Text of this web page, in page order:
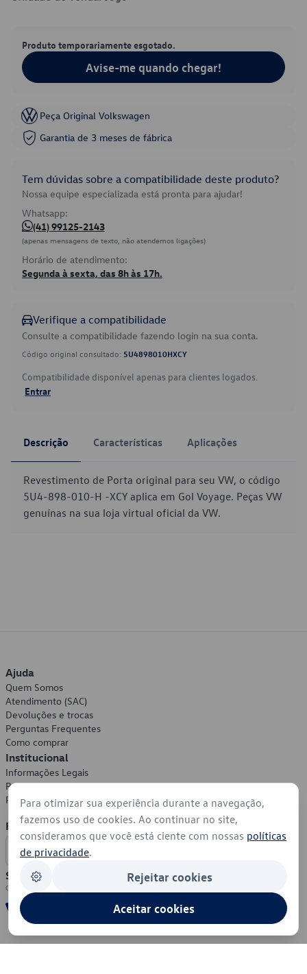
Produto temporariamente esgotado.
Avise-me quando chegar!
Peça Original Volkswagen
Garantia de 3 meses de fábrica
Tem dúvidas sobre a compatibilidade deste produto?
Nossa equipe especializada está pronta para ajudar!
Whatsapp:
(41) 99125-2143
(apenas mensagens de texto, não atendemos ligações)
Horário de atendimento:
Segunda à sexta, das 8h às 17h.
Verifique a compatibilidade
Consulte a compatibilidade fazendo login na sua conta.
Código original consultado: 5U4898010HXCY
Compatibilidade disponível apenas para clientes logados.
Entrar
Descrição Características Aplicações
Revestimento de Porta original para seu VW, o código
5U4-898-010-H -XCY aplica em Gol Voyage. Peças VW
genuínas na sua loja virtual oficial da VW.
Ajuda
Quem Somos
Atendimento (SAC)
Devoluções e trocas
Perguntas Frequentes
Como comprar
Institucional
Informações Legais
Política de Privacidade
Política de Cookies
Formas de Pagamento
Segurança
Para otimizar sua experiência durante a navegação,
fazemos uso de cookies. Ao continuar no site,
consideramos que você está ciente com nossas políticas
de privacidade.
Rejeitar cookies
Aceitar cookies